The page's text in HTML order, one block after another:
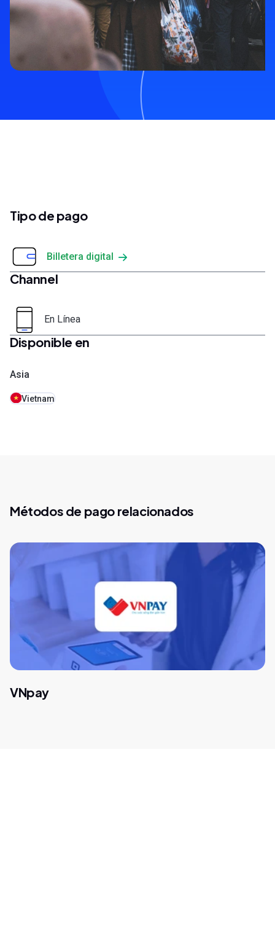
Tipo de pago
Billetera digital
Channel
En Línea
Disponible en
Asia
Vietnam
Métodos de pago relacionados
VNpay